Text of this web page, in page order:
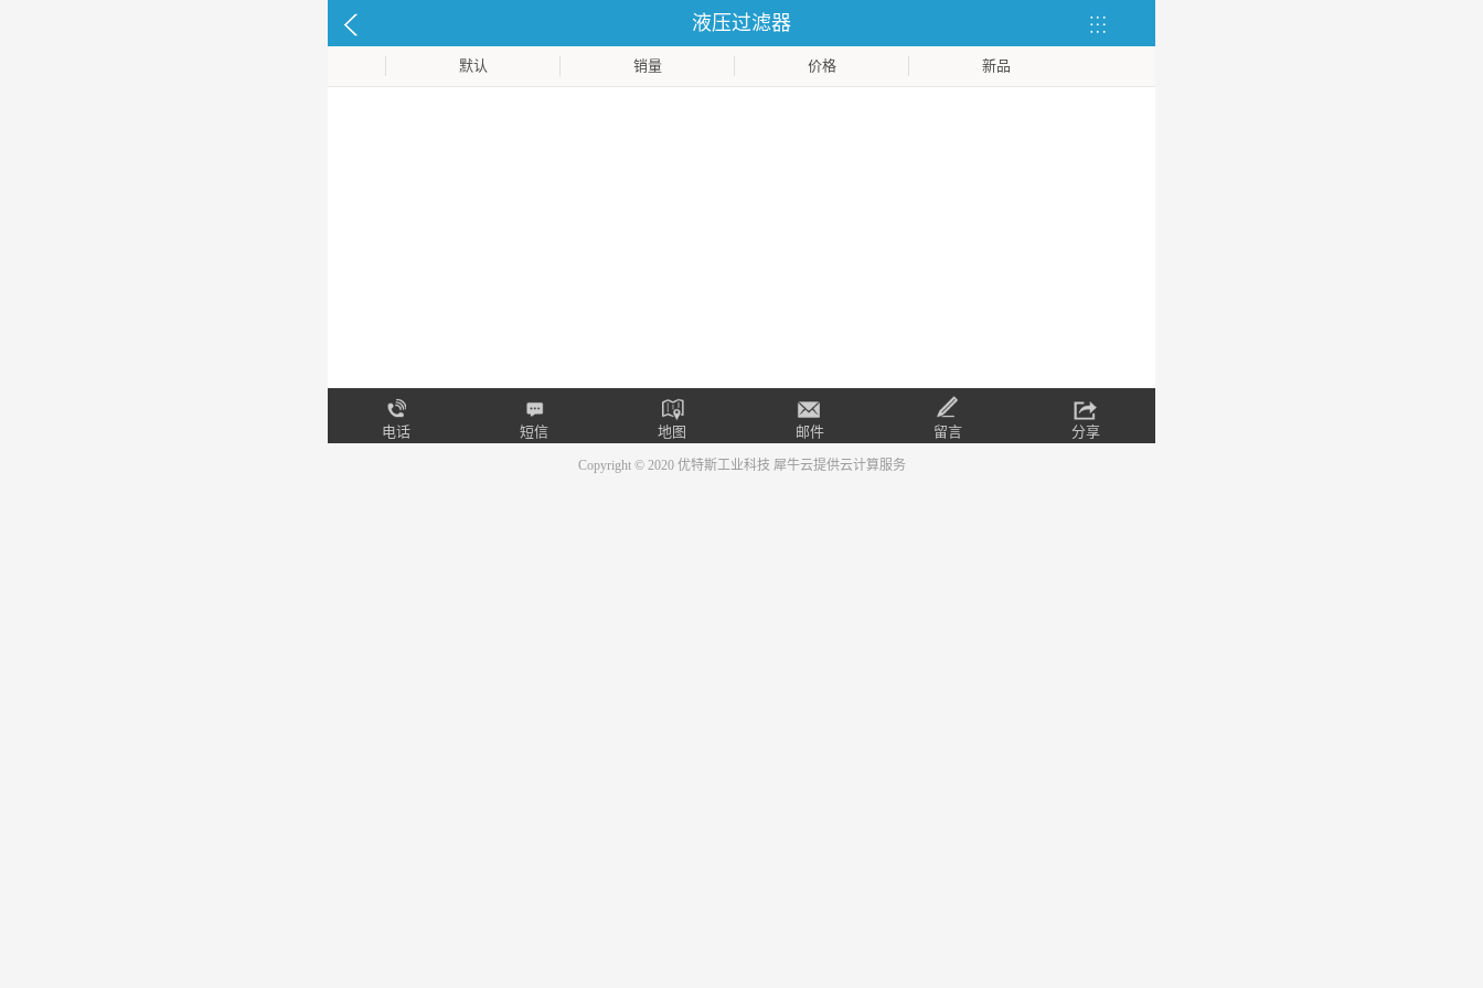
液压过滤器
默认 销量 价格 新品
电话 短信 地图 邮件 留言 分享
Copyright © 2020 优特斯工业科技 犀牛云提供云计算服务